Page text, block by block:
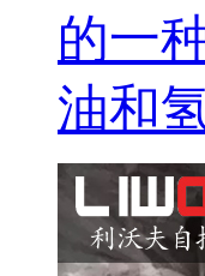
的一
油和